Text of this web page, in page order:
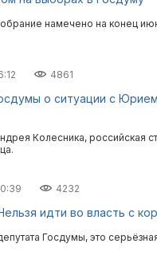
намечено на конец
4861
о ситуации с
Колесника, российская
4232
идти во власть с
Госдумы, это